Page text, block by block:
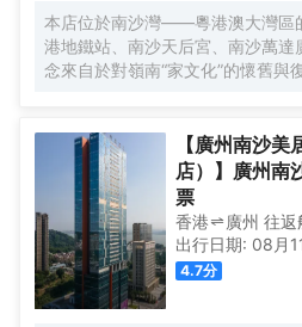
同時，酒店擁有1,600平方米的宴
外草坪，可滿足不同的會議及宴
休閒旅遊期待與您共赴南沙，遇見
本店位於南沙灣——粵港澳大灣區
港地鐵站、南沙天后宮、南沙萬達
念來自於對嶺南“家文化”的懷舊與
嶺南文化的歸屬感。 客棧共五層
五層為客房，寬敞、舒適、風格
閒暢談的石奧茶室，主要提供早餐
務；同時亦與中國大陸獲得“五金錨
會/婚宴/會議、中西式餐飲、遊艇
驗、遊艇帆船駕證考取等不同種服
的休閒度假空間。
【廣州南沙
店）】廣州南
票
香港 廣州 往返
出行日期: 08月
4.7分